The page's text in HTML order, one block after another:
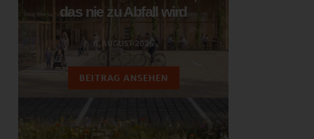
das nie zu Abfall wird
6. AUGUST 2026
BEITRAG ANSEHEN